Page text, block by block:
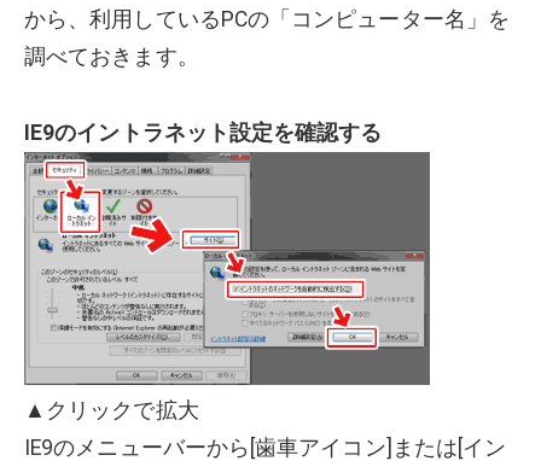
から、利用しているPCの「コンピューター名」を
調べておきます。
IE9のイントラネット設定を確認する
▲クリックで拡大
IE9のメニューバーから[歯車アイコン]または[イン